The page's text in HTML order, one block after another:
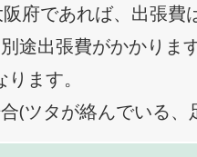
府であれば、出張費
途出張費がかかります
ます。
(ツタが絡んでいる